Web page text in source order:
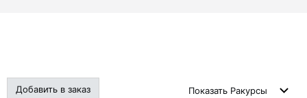
Добавить в заказ Показать Ракурсы